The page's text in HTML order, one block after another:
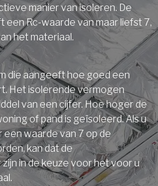
manier van isoleren. De
Rc-waarde van maar liefst 7,
het materiaal.
die aangeeft hoe goed een
Het isolerende vermogen
van een cijfer. Hoe hoger de
of pand is geïsoleerd. Als u
waarde van 7 op de
kan dat de
in de keuze voor het voor u